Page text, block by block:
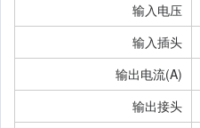
输入电压
输入插头
输出电流(A)
输出接头